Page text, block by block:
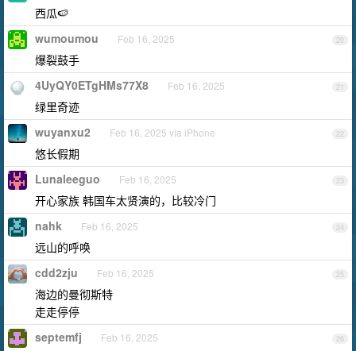
西瓜🍉
20
wumoumou Feb 16, 2025
爆裂鼓手
21
4UyQY0ETgHMs77X8 Feb 16, 2025
绿里奇迹
22
wuyanxu2 Feb 16, 2025 via iPhone
悠长假期
23
Lunaleeguo Feb 16, 2025
开心家族 韩国车太贤演的，比较冷门
24
nahk Feb 16, 2025
远山的呼唤
25
cdd2zju Feb 16, 2025
海边的曼彻斯特
走走停停
26
septemfj Feb 16, 2025